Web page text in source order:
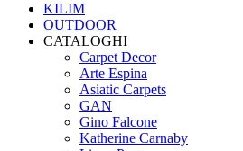
KILIM
OUTDOOR
CATALOGHI
Carpet Decor
Arte Espina
Asiatic Carpets
GAN
Gino Falcone
Katherine Carnaby